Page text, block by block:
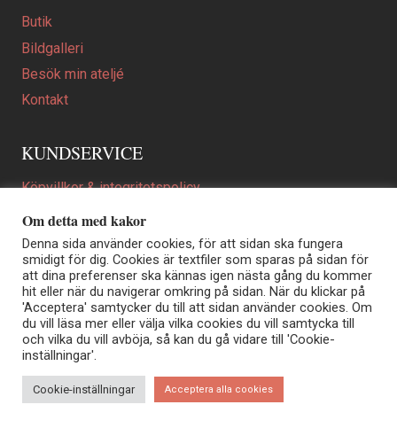
Butik
Bildgalleri
Besök min ateljé
Kontakt
KUNDSERVICE
Köpvillkor & integritetspolicy
Att beställa ett personligt utformat konstverk
En personligare gåva
FAQ
Elisabeth Biström | Akvarellkonstnär | Norrtälje
Sjöängstorpet AB, org.nr 556373-5447
© Elisabeth Biström 2026
Om detta med kakor
Denna sida använder cookies, för att sidan ska fungera
smidigt för dig. Cookies är textfiler som sparas på sidan för
att dina preferenser ska kännas igen nästa gång du kommer
hit eller när du navigerar omkring på sidan. När du klickar på
'Acceptera' samtycker du till att sidan använder cookies. Om
du vill läsa mer eller välja vilka cookies du vill samtycka till
och vilka du vill avböja, så kan du gå vidare till 'Cookie-
inställningar'.
Cookie-inställningar Acceptera alla cookies